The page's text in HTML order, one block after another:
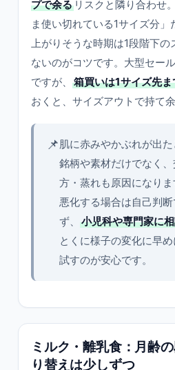
プで余る リスクと隣り合わせ
ま使い切れている1サイズ分
上がりそうな時期は1段階下
ないのがコツです。大型セー
ですが、
箱買いは1サイズ先ま
おくと、サイズアウトで持て
📌肌に赤みやかぶれが出
銘柄や素材だけでなく
方・蒸れも原因になりま
悪化する場合は自己判
ず、
小児科や専門家に
とくに様子の変化に早
試すのが安心です。
ミルク・離乳食：月齢
り替えは少しずつ